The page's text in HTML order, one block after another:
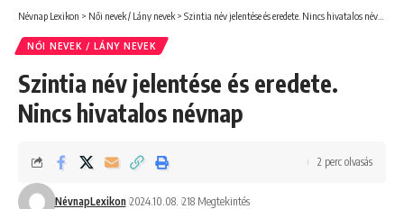
Névnap Lexikon > Női nevek / Lány nevek > Szintia név jelentése és eredete. Nincs hivatalos névnap
NŐI NEVEK / LÁNY NEVEK
Szintia név jelentése és eredete.
Nincs hivatalos névnap
NévnapLexikon 2024.10.08. 218 Megtekintés
2 perc olvasás